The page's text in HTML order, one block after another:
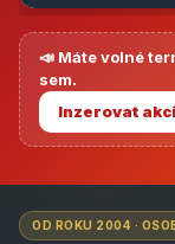
📣 Máte volné
sem.
Inzerovat
OD ROKU 2004 ·